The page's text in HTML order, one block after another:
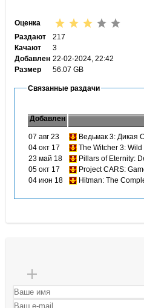
Оценка
Раздают
217
Качают
3
Добавлен 22-02-2024, 22:42
Размер
56.07 GB
Связанные раздачи
Добавлен
07 авг 23 Ведьмак 3: Дикая
04 окт 17
The Witcher 3:
23 май 18
Pillars of Eternity:
05 окт 17
Project CARS:
04 июн 18
Hitman: The